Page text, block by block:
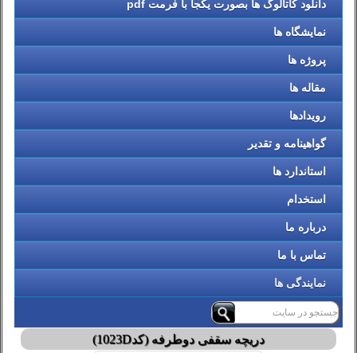
دانلود کاتالوگ ها بصورت یکجا با فرمت pdf
نمایشگاه ها
پروژه ها
مقاله ها
رویدادها
گواهینامه و تقدیر
استاندارد ها
استخدام
درباره ما
تماس با ما
نمایندگی ها
دریچه سقفی دوطرفه (کد1023D)